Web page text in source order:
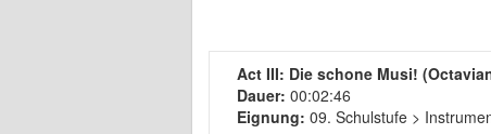
Act III: Die schone Musi!
Dauer: 00:02:46
Eignung: 09. Schulstufe >